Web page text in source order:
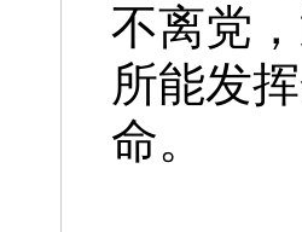
不离党
所能发
命。